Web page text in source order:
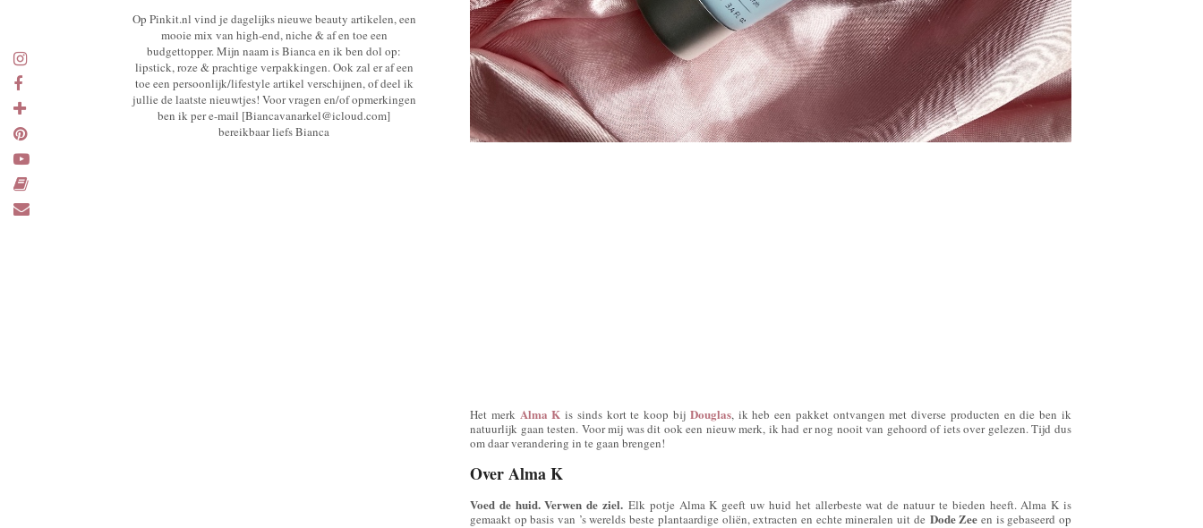
Het merk Alma K is sinds kort te koop bij Douglas, ik heb een pakket ontvangen met diverse producten en die ben ik
natuurlijk gaan testen. Voor mij was dit ook een nieuw merk, ik had er nog nooit van gehoord of iets over gelezen. Tijd dus
om daar verandering in te gaan brengen!
Over Alma K
Voed de huid. Verwen de ziel. Elk potje Alma K geeft uw huid het allerbeste wat de natuur te bieden heeft. Alma K is
gemaakt op basis van ’s werelds beste plantaardige oliën, extracten en echte mineralen uit de Dode Zee en is gebaseerd op
Op Pinkit.nl vind je dagelijks nieuwe beauty artikelen, een
mooie mix van high-end, niche & af en toe een
budgettopper. Mijn naam is Bianca en ik ben dol op:
lipstick, roze & prachtige verpakkingen. Ook zal er af een
toe een persoonlijk/lifestyle artikel verschijnen, of deel ik
jullie de laatste nieuwtjes! Voor vragen en/of opmerkingen
ben ik per e-mail [Biancavanarkel@icloud.com]
bereikbaar liefs Bianca